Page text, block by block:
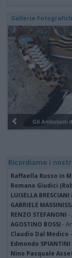
Gallerie
Pulizia del
Ricordiamo i
Raffaella Russo in
Romano Giudici
LUISELLA BRESCIANI
GABRIELE
RENZO STEFANONI -
AGOSTINO BOSSI -
Claudio Dal Medico
Edmondo SPIANTINI
Nino Pasquale